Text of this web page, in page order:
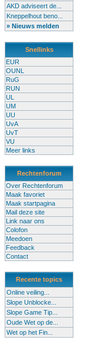
AKD adviseert de...
Kneppelhout beno...
» Nieuws melden
Snellinks
EUR
OUNL
RuG
RUN
UL
UM
UU
UvA
UvT
VU
Meer links
Rechtenforum
Over Rechtenforum
Maak favoriet
Maak startpagina
Mail deze site
Link naar ons
Colofon
Meedoen
Feedback
Contact
Recente topics
Online veiling...
Slope Unblocke...
Slope Game Tip...
Oude Wet op de...
Wet op het Fin...